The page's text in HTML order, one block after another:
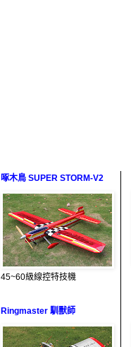
啄木鳥 SUPER STORM-V2
45~60級線控特技機
Ringmaster 馴獸師